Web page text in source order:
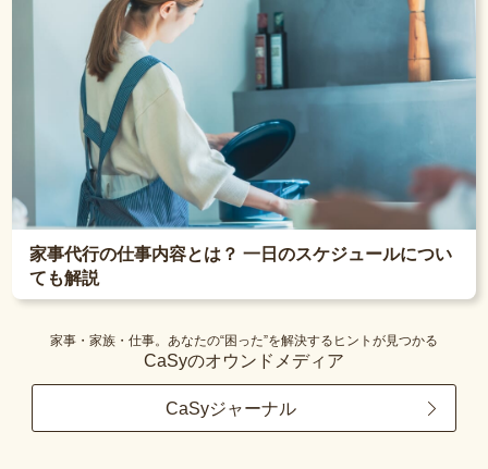
家事代行の仕事内容とは？ 一日のスケジュールについ
ても解説
家事・家族・仕事。あなたの“困った”を解決するヒントが見つかる
CaSyのオウンドメディア
CaSyジャーナル